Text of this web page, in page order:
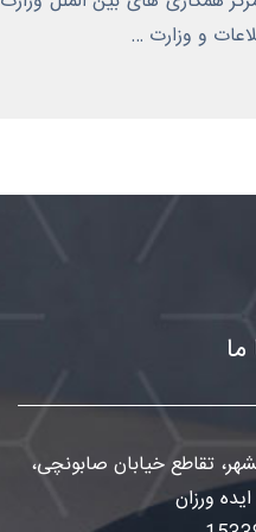
و وزارت …
تقاطع خیابان صابونچی،